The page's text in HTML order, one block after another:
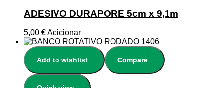
ADESIVO DURAPORE 5cm x 9,1m
5,00 €Adicionar
Add to wishlist Compare